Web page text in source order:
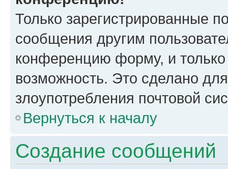
Только зарегистрированные
сообщения другим
конференцию форму, и
возможность. Это сделано
злоупотребления почтовой
Вернуться к началу
Создание сообщений